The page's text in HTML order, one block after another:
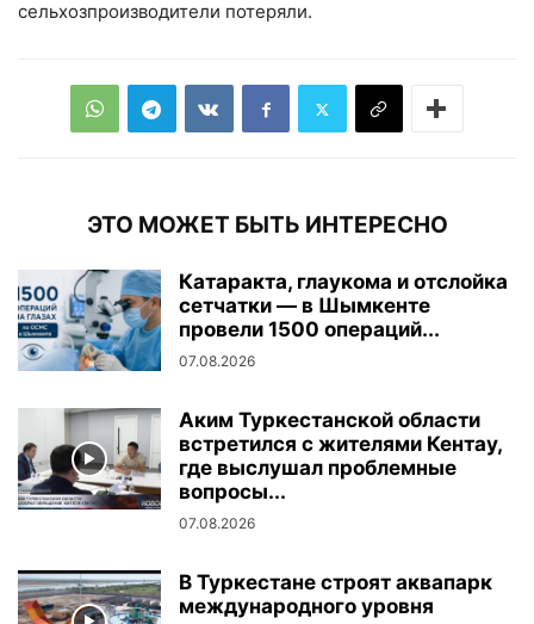
сельхозпроизводители потеряли.
ЭТО МОЖЕТ БЫТЬ ИНТЕРЕСНО
Катаракта, глаукома и отслойка
сетчатки — в Шымкенте
провели 1500 операций...
07.08.2026
Аким Туркестанской области
встретился с жителями Кентау,
где выслушал проблемные
вопросы...
07.08.2026
В Туркестане строят аквапарк
международного уровня